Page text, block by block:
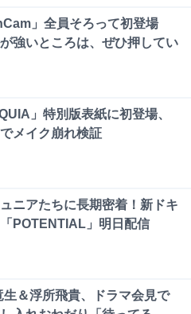
」全員そろって初登場
が強いところは、ぜひ押してい
」特別版表紙に初登場、
メイク崩れ検証
ニアたちに長期密着！新ドキ
POTENTIAL」明日配信
＆浮所飛貴、ドラマ会見で